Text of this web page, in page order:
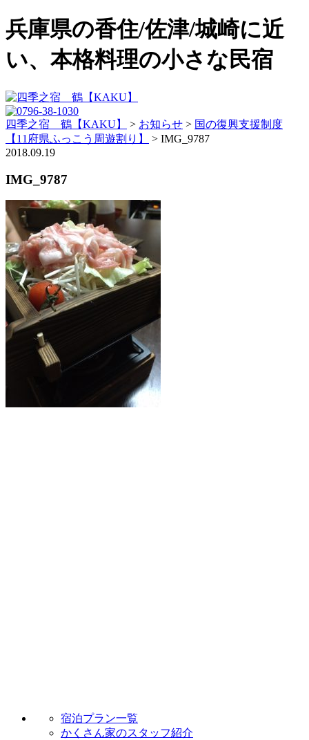
兵庫県の香住/佐津/城崎に近
い、本格料理の小さな民宿
四季之宿 鶴【KAKU】 > お知らせ > 国の復興支援制度
【11府県ふっこう周遊割り】
> IMG_9787
2018.09.19
IMG_9787
宿泊プラン一覧
かくさん家のスタッフ紹介